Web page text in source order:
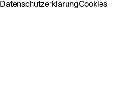
DatenschutzerklärungCookies